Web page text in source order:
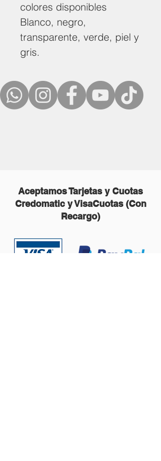
colores disponibles
Blanco, negro,
transparente, verde, piel y
gris.
Aceptamos Tarjetas y Cuotas
Credomatic y VisaCuotas (Con
Recargo)